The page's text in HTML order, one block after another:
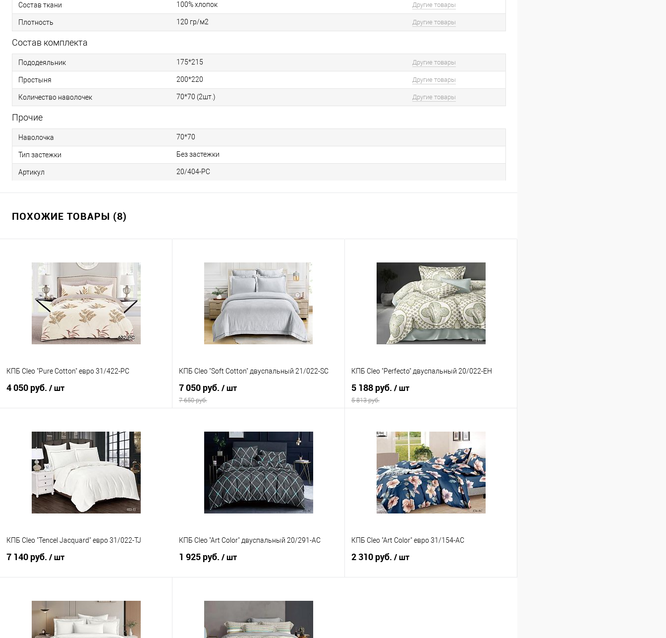
Состав ткани 100% хлопок Другие товары
Плотность 120 гр/м2 Другие товары
Состав комплекта
Пододеяльник 175*215 Другие товары
Простыня 200*220 Другие товары
Количество наволочек 70*70 (2шт.) Другие товары
Прочие
Наволочка 70*70
Тип застежки Без застежки
Артикул 20/404-PC
ПОХОЖИЕ ТОВАРЫ (8)
КПБ Cleo "Pure Cotton" евро 31/422-PC
4 050 руб. / шт
Купить в 1 клик
Сравнение
В избранное
В наличии
КПБ Cleo "Soft Cotton" двуспальный 21/022-SC
7 050 руб. / шт
7 650 руб.
Купить в 1 клик
Сравнение
В избранное
В наличии
КПБ Cleo "Perfecto" двуспальный 20/022-EH
5 188 руб. / шт
5 813 руб.
Купить в 1 клик
Сравнение
В избранное
В наличии
КПБ Cleo "Tencel Jacquard" евро 31/022-TJ
7 140 руб. / шт
Купить в 1 клик
Сравнение
КПБ Cleo "Art Color" двуспальный 20/291-AC
1 925 руб. / шт
Купить в 1 клик
Сравнение
КПБ Cleo "Art Color" евро 31/154-AC
2 310 руб. / шт